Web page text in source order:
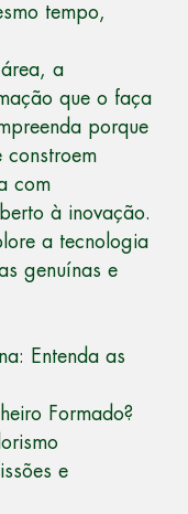
tempo,
a
que o faça
porque
constroem
com
à inovação.
a tecnologia
genuínas e
Entenda as
Formado?
e